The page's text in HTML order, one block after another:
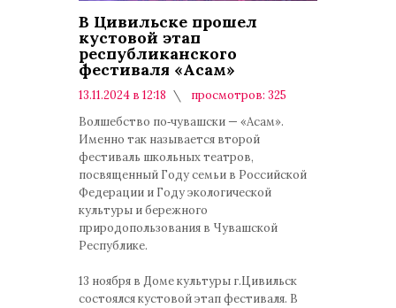
В Цивильске прошел
кустовой этап
республиканского
фестиваля «Асам»
13.11.2024 в 12:18
просмотров: 325
комментариев: 0
Волшебство по‑чувашски — «Асам».
Именно так называется второй
фестиваль школьных театров,
посвященный Году семьи в Российской
Федерации и Году экологической
культуры и бережного
природопользования в Чувашской
Республике.
13 ноября в Доме культуры г.Цивильск
состоялся кустовой этап фестиваля. В